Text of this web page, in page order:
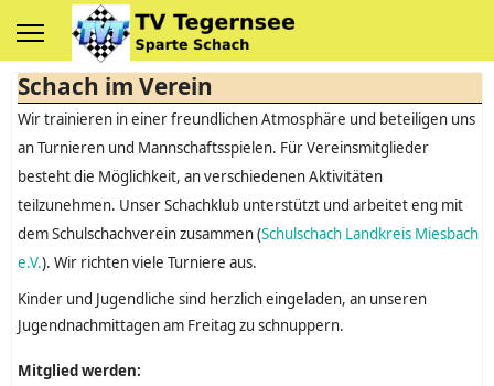
Schach im Verein
Wir trainieren in einer freundlichen Atmosphäre und beteiligen uns
an Turnieren und Mannschaftsspielen. Für Vereinsmitglieder
besteht die Möglichkeit, an verschiedenen Aktivitäten
teilzunehmen. Unser Schachklub unterstützt und arbeitet eng mit
dem Schulschachverein zusammen (Schulschach Landkreis Miesbach
e.V.). Wir richten viele Turniere aus.
Kinder und Jugendliche sind herzlich eingeladen, an unseren
Jugendnachmittagen am Freitag zu schnuppern.
Mitglied werden: